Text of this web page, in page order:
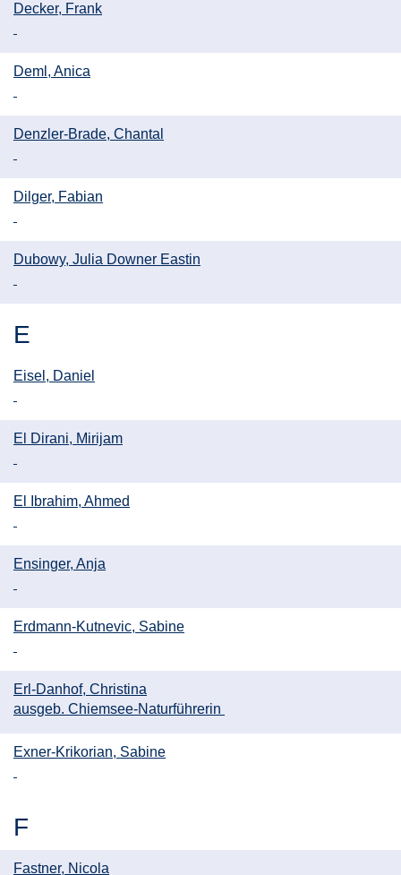
Decker, Frank
Deml, Anica
Denzler-Brade, Chantal
Dilger, Fabian
Dubowy, Julia Downer Eastin
E
Eisel, Daniel
El Dirani, Mirijam
El Ibrahim, Ahmed
Ensinger, Anja
Erdmann-Kutnevic, Sabine
Erl-Danhof, Christina
ausgeb. Chiemsee-Naturführerin
Exner-Krikorian, Sabine
F
Fastner, Nicola